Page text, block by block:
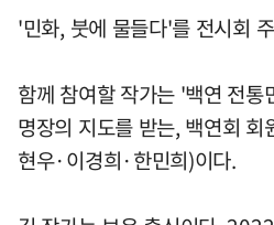
'민화, 붓에 물들다'를 전시회
함께 참여할 작가는 '백연 전통
명장의 지도를 받는, 백연회
현우·이경희·한민희)이다.